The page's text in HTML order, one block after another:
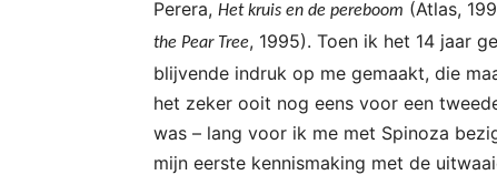
Perera, Het kruis en de pereboom (Atlas,
the Pear Tree, 1995). Toen ik het 14 jaar
blijvende indruk op me gemaakt, die
het zeker ooit nog eens voor een
was – lang voor ik me met Spinoza
mijn eerste kennismaking met de